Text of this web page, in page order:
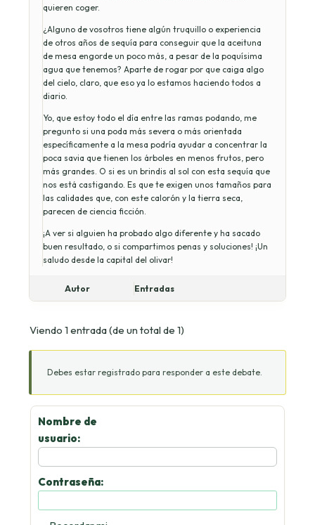
quieren coger.
¿Alguno de vosotros tiene algún truquillo o experiencia
de otros años de sequía para conseguir que la aceituna
de mesa engorde un poco más, a pesar de la poquísima
agua que tenemos? Aparte de rogar por que caiga algo
del cielo, claro, que eso ya lo estamos haciendo todos a
diario.
Yo, que estoy todo el día entre las ramas podando, me
pregunto si una poda más severa o más orientada
específicamente a la mesa podría ayudar a concentrar la
poca savia que tienen los árboles en menos frutos, pero
más grandes. O si es un brindis al sol con esta sequía que
nos está castigando. Es que te exigen unos tamaños para
las calidades que, con este calorón y la tierra seca,
parecen de ciencia ficción.
¡A ver si alguien ha probado algo diferente y ha sacado
buen resultado, o si compartimos penas y soluciones! ¡Un
saludo desde la capital del olivar!
Autor Entradas
Viendo 1 entrada (de un total de 1)
Debes estar registrado para responder a este debate.
Nombre de
usuario:
Contraseña: